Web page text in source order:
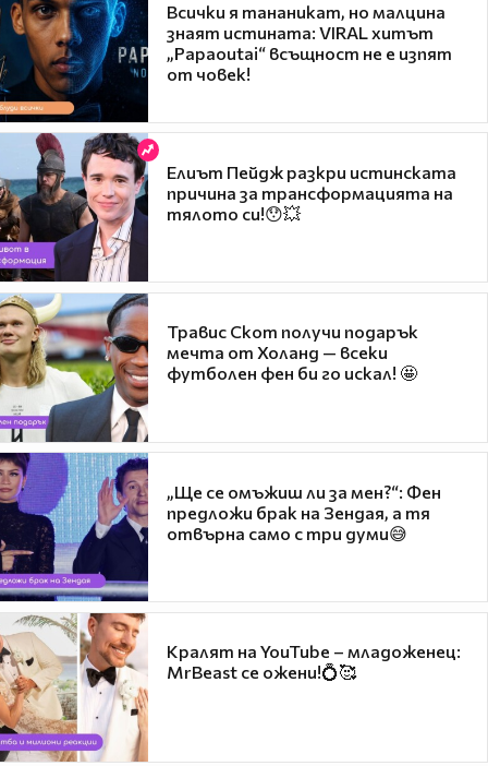
Всички я тананикат, но малцина
знаят истината: VIRAL хитът
„Papaoutai“ всъщност не е изпят
от човек!
Елиът Пейдж разкри истинската
причина за трансформацията на
тялото си!😯💥
Травис Скот получи подарък
мечта от Холанд — всеки
футболен фен би го искал! 🤩
„Ще се омъжиш ли за мен?“: Фен
предложи брак на Зендая, а тя
отвърна само с три думи😅
Кралят на YouTube – младоженец:
MrBeast се ожени!💍🥰